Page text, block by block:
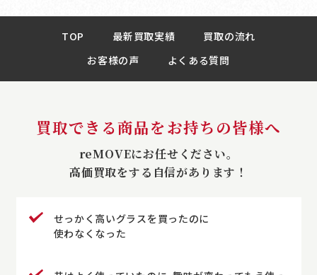
TOP 最新買取実績
買取の流れ
お客様の声
よくある質問
買取できる商品をお持ちの皆様へ
reMOVEにお任せください。
高価買取をする自信があります！
せっかく高いグラスを買ったのに
使わなくなった